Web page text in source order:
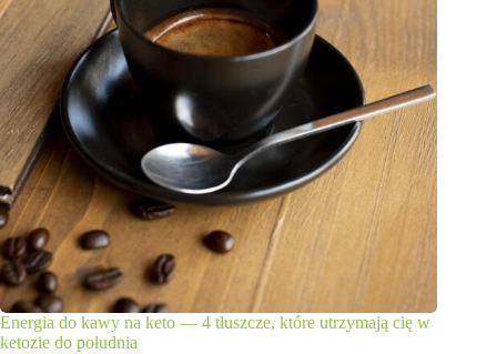
Energia do kawy na keto — 4 tłuszcze, które utrzymają cię w
ketozie do południa